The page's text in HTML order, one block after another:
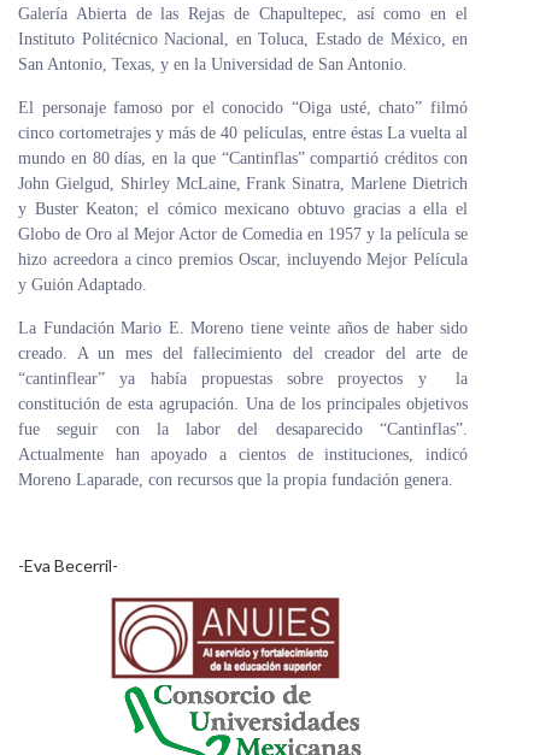
Galería Abierta de las Rejas de Chapultepec, así como en el
Instituto Politécnico Nacional, en Toluca, Estado de México, en
San Antonio, Texas, y en la Universidad de San Antonio.
El personaje famoso por el conocido “Oiga usté, chato” filmó
cinco cortometrajes y más de 40 películas, entre éstas La vuelta al
mundo en 80 días, en la que “Cantinflas” compartió créditos con
John Gielgud, Shirley McLaine, Frank Sinatra, Marlene Dietrich
y Buster Keaton; el cómico mexicano obtuvo gracias a ella el
Globo de Oro al Mejor Actor de Comedia en 1957 y la película se
hizo acreedora a cinco premios Oscar, incluyendo Mejor Película
y Guión Adaptado.
La Fundación Mario E. Moreno tiene veinte años de haber sido
creado. A un mes del fallecimiento del creador del arte de
“cantinflear” ya había propuestas sobre proyectos y la
constitución de esta agrupación. Una de los principales objetivos
fue seguir con la labor del desaparecido “Cantinflas”.
Actualmente han apoyado a cientos de instituciones, indicó
Moreno Laparade, con recursos que la propia fundación genera.
-Eva Becerril-